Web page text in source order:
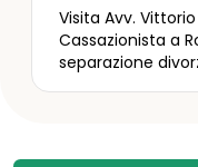
Visita Avv.
Cassazionista a
separazione